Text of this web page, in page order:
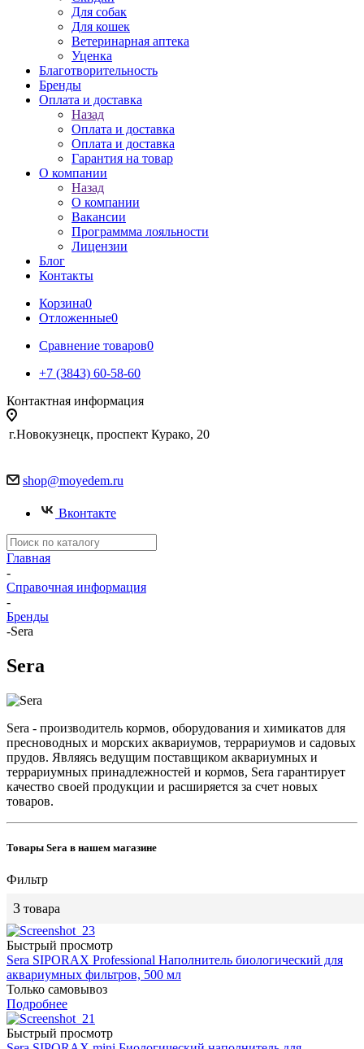
Для собак
Для кошек
Ветеринарная аптека
Уценка
Благотворительность
Бренды
Оплата и доставка
Назад
Оплата и доставка
Оплата и доставка
Гарантия на товар
О компании
Назад
О компании
Вакансии
Программма лояльности
Лицензии
Блог
Контакты
Корзина0
Отложенные0
Сравнение товаров0
+7 (3843) 60-58-60
Контактная информация
г.Новокузнецк, проспект Курако, 20
shop@moyedem.ru
Вконтакте
Главная
-
Справочная информация
-
Бренды
-Sera
Sera
Sera - производитель кормов, оборудования и химикатов для
пресноводных и морских аквариумов, террариумов и садовых
прудов. Являясь ведущим поставщиком аквариумных и
террариумных принадлежностей и кормов, Sera гарантирует
качество своей продукции и расширяется за счет новых
товаров.
Товары Sera в нашем магазине
Фильтр
3 товара
Быстрый просмотр
Sera SIPORAX Professional Наполнитель биологический для
аквариумных фильтров, 500 мл
Только самовывоз
Подробнее
Быстрый просмотр